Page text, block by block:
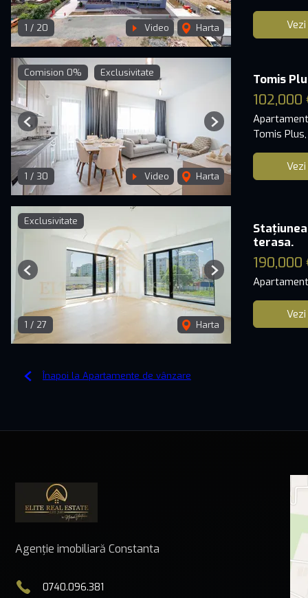
1 / 20 Video Harta
Comision 0% Exclusivitate
1 / 30 Video Harta
Previous Next
Tomis
102,000
Tomis
Exclusivitate
1 / 27 Harta
Previous Next
terasa.
190,000
Înapoi la Apartamente de vânzare
Agenție imobiliară Constanta
0740.096.381